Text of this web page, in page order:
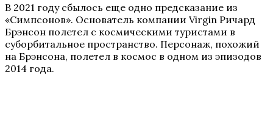
В 2021 году сбылось еще одно предсказание из
«Симпсонов». Основатель компании Virgin Ричард
Брэнсон полетел с космическими туристами в
суборбитальное пространство. Персонаж, похожий
на Брэнсона, полетел в космос в одном из эпизодов
2014 года.